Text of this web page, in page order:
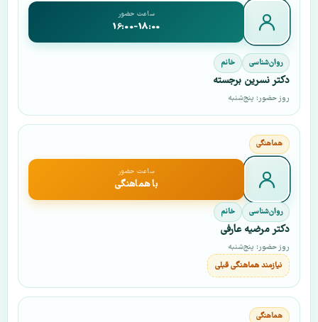
ساعت حضور
16:00-18:00
روان‌شناسی خانم
دکتر نسرین برجسته
روز حضور: پنج‌شنبه
ساعت حضور
با هماهنگی
روان‌شناسی خانم
دکتر مرضیه عارفی
روز حضور: پنج‌شنبه
نیازمند هماهنگی قبلی